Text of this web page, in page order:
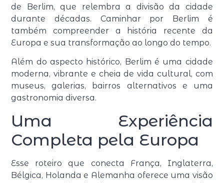
de Berlim, que relembra a divisão da cidade
durante décadas. Caminhar por Berlim é
também compreender a história recente da
Europa e sua transformação ao longo do tempo.
Além do aspecto histórico, Berlim é uma cidade
moderna, vibrante e cheia de vida cultural, com
museus, galerias, bairros alternativos e uma
gastronomia diversa.
Uma Experiência
Completa pela Europa
Esse roteiro que conecta França, Inglaterra,
Bélgica, Holanda e Alemanha oferece uma visão